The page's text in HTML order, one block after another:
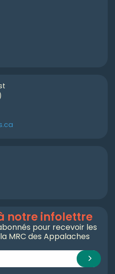
notre infolettre
pour recevoir les
MRC des Appalaches